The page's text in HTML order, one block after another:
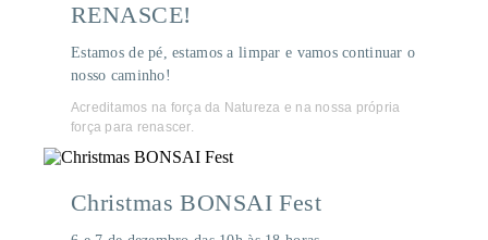
RENASCE!
Estamos de pé, estamos a limpar e vamos continuar o
nosso caminho!
Acreditamos na força da Natureza e na nossa própria
força para renascer.
Christmas BONSAI Fest